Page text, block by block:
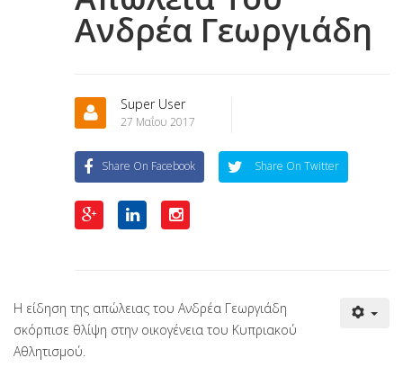
Ανδρέα Γεωργιάδη
Super User
27 Μαΐου 2017
Share On Facebook Share On Twitter
Η είδηση της απώλειας του Ανδρέα Γεωργιάδη
σκόρπισε θλίψη στην οικογένεια του Κυπριακού
Αθλητισμού.